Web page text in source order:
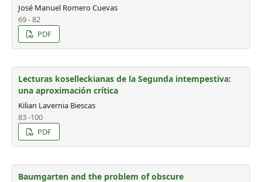
José Manuel Romero Cuevas
69 - 82
PDF
Lecturas koselleckianas de la Segunda intempestiva:
una aproximación crítica
Kilian Lavernia Biescas
83 -100
PDF
Baumgarten and the problem of obscure